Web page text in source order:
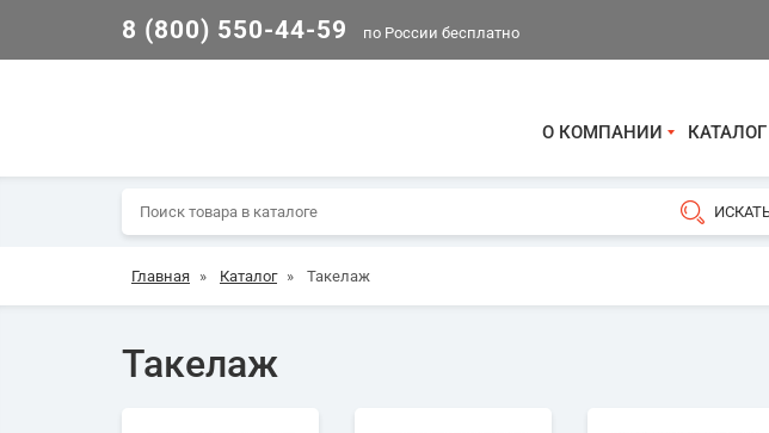
8 (800) 550-44-59 по России бесплатно
О КОМПАНИИ КАТАЛОГ
Главная » Каталог » Такелаж
Такелаж